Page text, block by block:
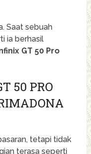
Saat sebuah
ia berhasil
GT 50 Pro
50 PRO
tetapi tidak
terasa seperti